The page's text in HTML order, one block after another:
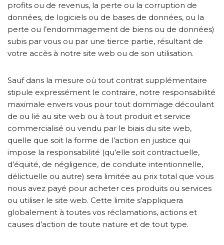
profits ou de revenus, la perte ou la corruption de
données, de logiciels ou de bases de données, ou la
perte ou l’endommagement de biens ou de données)
subis par vous ou par une tierce partie, résultant de
votre accès à notre site web ou de son utilisation.
Sauf dans la mesure où tout contrat supplémentaire
stipule expressément le contraire, notre responsabilité
maximale envers vous pour tout dommage découlant
de ou lié au site web ou à tout produit et service
commercialisé ou vendu par le biais du site web,
quelle que soit la forme de l’action en justice qui
impose la responsabilité (qu’elle soit contractuelle,
d’équité, de négligence, de conduite intentionnelle,
délictuelle ou autre) sera limitée au prix total que vous
nous avez payé pour acheter ces produits ou services
ou utiliser le site web. Cette limite s’appliquera
globalement à toutes vos réclamations, actions et
causes d’action de toute nature et de tout type.